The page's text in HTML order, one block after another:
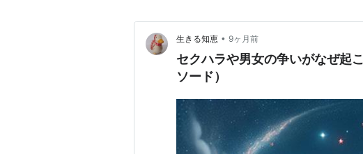
生きる知恵 • 9ヶ月前
セクハラや男女の争いがなぜ起
ソード）